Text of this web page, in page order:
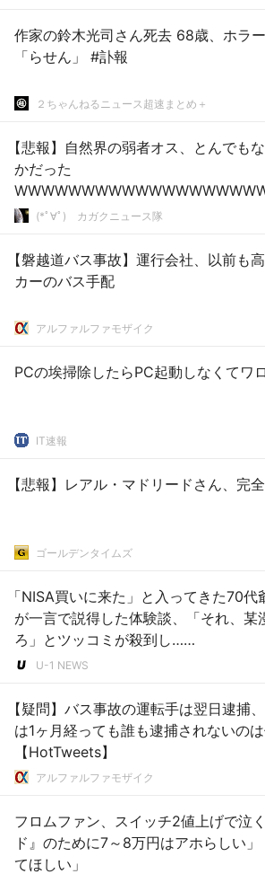
作家の鈴木光司さん死去 68歳、ホラー
「らせん」 #訃報
２ちゃんねるニュース超速まとめ＋
【悲報】自然界の弱者オス、とんでも
かだった
WWWWWWWWWWWWWWWWWW
(*ﾟ∀ﾟ)ゞカガクニュース隊
【磐越道バス事故】運行会社、以前も
カーのバス手配
アルファルファモザイク
PCの埃掃除したらPC起動しなくてワ
IT速報
【悲報】レアル・マドリードさん、完
ゴールデンタイムズ
「NISA買いに来た」と入ってきた70
が一言で説得した体験談、「それ、某
ろ」とツッコミが殺到し……
U-1 NEWS
【疑問】バス事故の運転手は翌日逮捕
は1ヶ月経っても誰も逮捕されないの
【HotTweets】
アルファルファモザイク
フロムファン、スイッチ2値上げで泣
ド』のために7～8万円はアホらしい
てほしい」